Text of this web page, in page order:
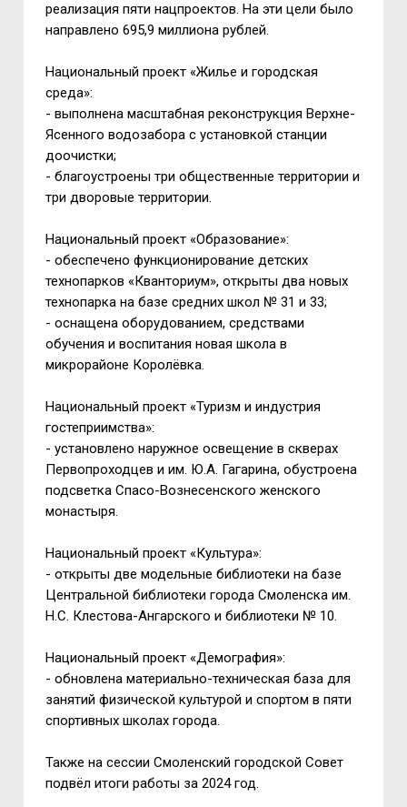
реализация пяти нацпроектов. На эти цели было
направлено 695,9 миллиона рублей.
Национальный проект «Жилье и городская
среда»:
- выполнена масштабная реконструкция Верхне-
Ясенного водозабора с установкой станции
доочистки;
- благоустроены три общественные территории и
три дворовые территории.
Национальный проект «Образование»:
- обеспечено функционирование детских
технопарков «Кванториум», открыты два новых
технопарка на базе средних школ № 31 и 33;
- оснащена оборудованием, средствами
обучения и воспитания новая школа в
микрорайоне Королёвка.
Национальный проект «Туризм и индустрия
гостеприимства»:
- установлено наружное освещение в скверах
Первопроходцев и им. Ю.А. Гагарина, обустроена
подсветка Спасо-Вознесенского женского
монастыря.
Национальный проект «Культура»:
- открыты две модельные библиотеки на базе
Центральной библиотеки города Смоленска им.
Н.С. Клестова-Ангарского и библиотеки № 10.
Национальный проект «Демография»:
- обновлена материально-техническая база для
занятий физической культурой и спортом в пяти
спортивных школах города.
Также на сессии Смоленский городской Совет
подвёл итоги работы за 2024 год.